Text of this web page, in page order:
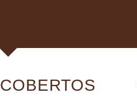
COBERTOS